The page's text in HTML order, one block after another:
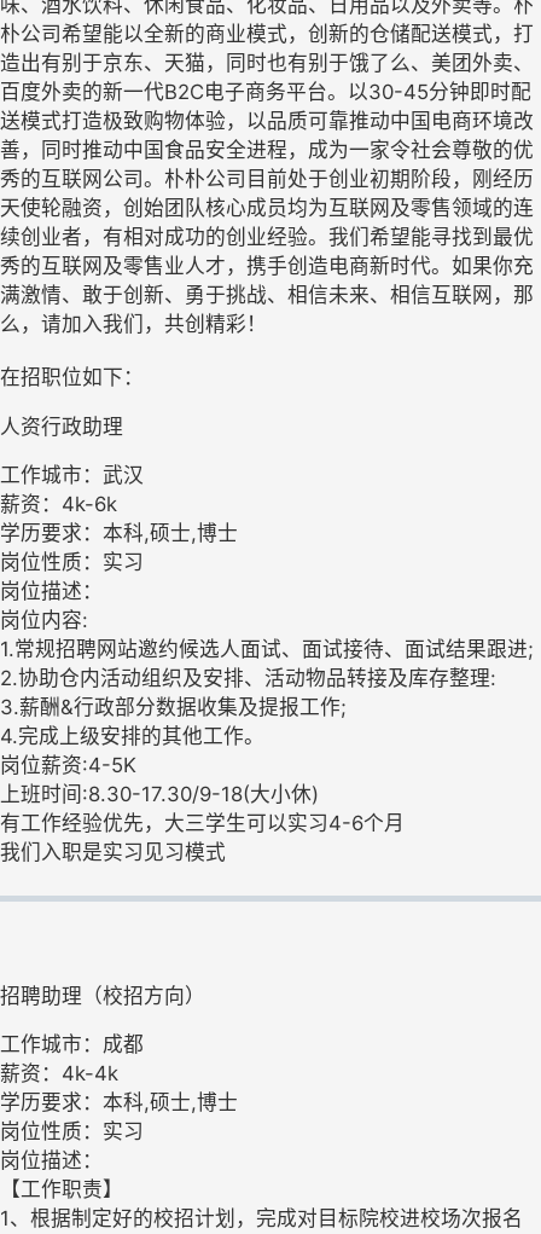
朴公司希望能以全新的商业模式，创新的仓储配送模式，打
造出有别于京东、天猫，同时也有别于饿了么、美团外卖、
百度外卖的新一代B2C电子商务平台。以30-45分钟即时配
送模式打造极致购物体验，以品质可靠推动中国电商环境改
善，同时推动中国食品安全进程，成为一家令社会尊敬的优
秀的互联网公司。朴朴公司目前处于创业初期阶段，刚经历
天使轮融资，创始团队核心成员均为互联网及零售领域的连
续创业者，有相对成功的创业经验。我们希望能寻找到最优
秀的互联网及零售业人才，携手创造电商新时代。如果你充
满激情、敢于创新、勇于挑战、相信未来、相信互联网，那
么，请加入我们，共创精彩！
在招职位如下：
人资行政助理
工作城市：武汉
薪资：4k-6k
学历要求：本科,硕士,博士
岗位性质：实习
岗位描述：
岗位内容:
1.常规招聘网站邀约候选人面试、面试接待、面试结果跟进;
2.协助仓内活动组织及安排、活动物品转接及库存整理:
3.薪酬&行政部分数据收集及提报工作;
4.完成上级安排的其他工作。
岗位薪资:4-5K
上班时间:8.30-17.30/9-18(大小休)
有工作经验优先，大三学生可以实习4-6个月
我们入职是实习见习模式
招聘助理（校招方向）
工作城市：成都
薪资：4k-4k
学历要求：本科,硕士,博士
岗位性质：实习
岗位描述：
【工作职责】
1、根据制定好的校招计划，完成对目标院校进校场次报名